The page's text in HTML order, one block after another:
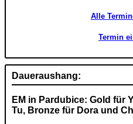
Alle
Termin
Daueraushang:
EM in Pardubice: Gold für
Tu, Bronze für Dora und